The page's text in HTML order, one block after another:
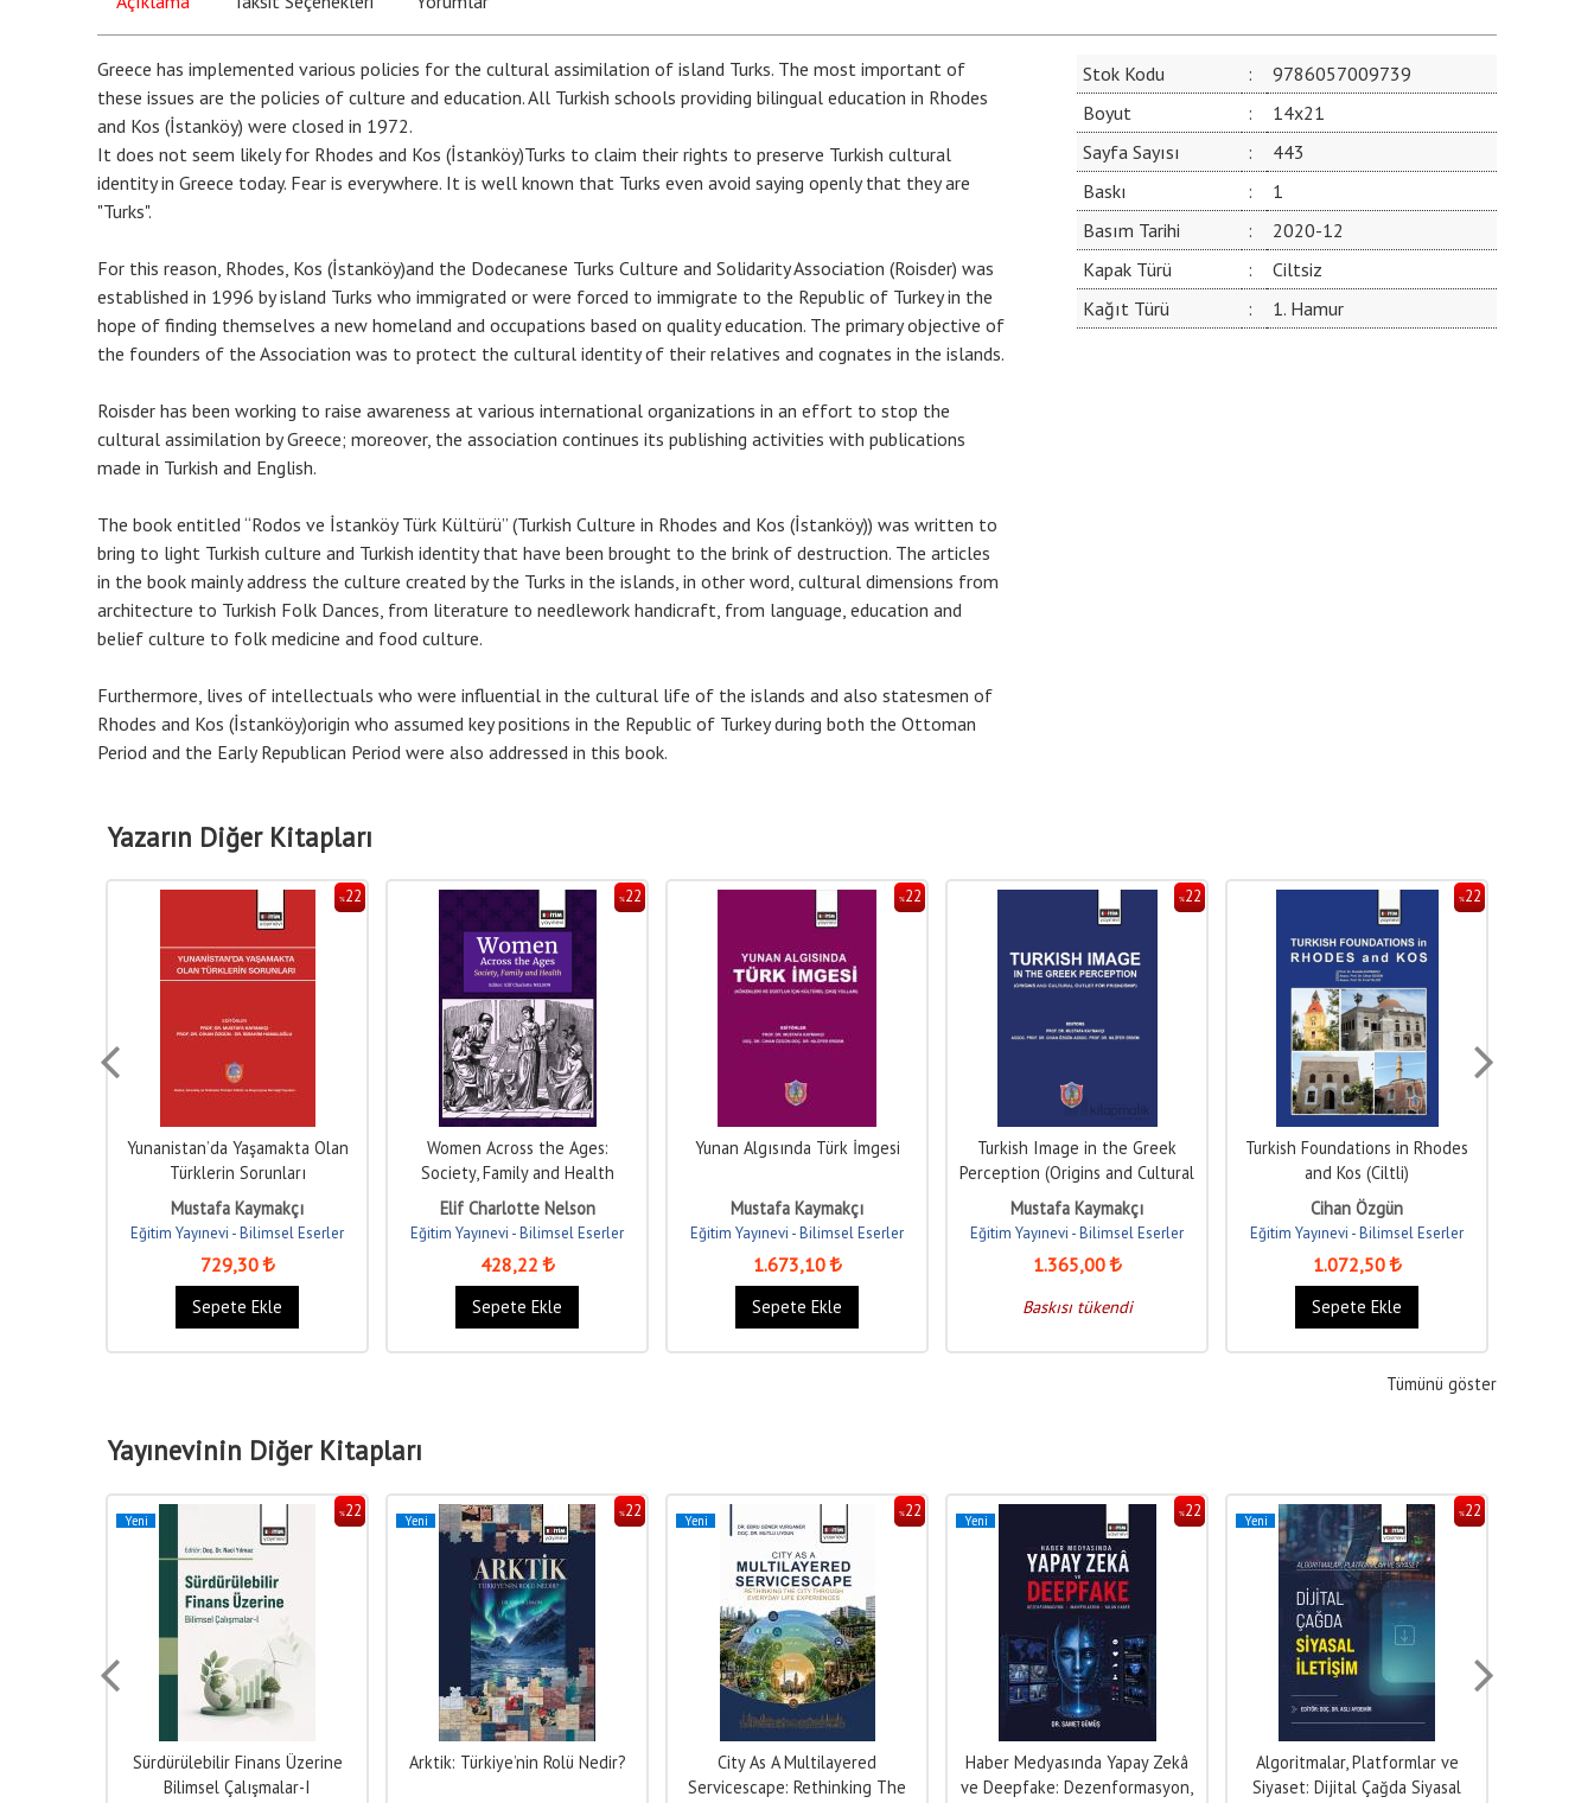
Greece has implemented various policies for the cultural assimilation of island Turks. The most important of
these issues are the policies of culture and education. All Turkish schools providing bilingual education in Rhodes
and Kos (İstanköy) were closed in 1972.
It does not seem likely for Rhodes and Kos (İstanköy)Turks to claim their rights to preserve Turkish cultural
identity in Greece today. Fear is everywhere. It is well known that Turks even avoid saying openly that they are
"Turks".
For this reason, Rhodes, Kos (İstanköy)and the Dodecanese Turks Culture and Solidarity Association (Roisder) was
established in 1996 by island Turks who immigrated or were forced to immigrate to the Republic of Turkey in the
hope of finding themselves a new homeland and occupations based on quality education. The primary objective of
the founders of the Association was to protect the cultural identity of their relatives and cognates in the islands.
Roisder has been working to raise awareness at various international organizations in an effort to stop the
cultural assimilation by Greece; moreover, the association continues its publishing activities with publications
made in Turkish and English.
The book entitled “Rodos ve İstanköy Türk Kültürü” (Turkish Culture in Rhodes and Kos (İstanköy)) was written to
bring to light Turkish culture and Turkish identity that have been brought to the brink of destruction. The articles
in the book mainly address the culture created by the Turks in the islands, in other word, cultural dimensions from
architecture to Turkish Folk Dances, from literature to needlework handicraft, from language, education and
belief culture to folk medicine and food culture.
Furthermore, lives of intellectuals who were influential in the cultural life of the islands and also statesmen of
Rhodes and Kos (İstanköy)origin who assumed key positions in the Republic of Turkey during both the Ottoman
Period and the Early Republican Period were also addressed in this book.
Stok Kodu :
9786057009739
Boyut
:
14x21
Sayfa Sayısı
:
443
Baskı
:
1
Basım Tarihi
:
2020-12
Kapak Türü
:
Ciltsiz
Kağıt Türü
: 1. Hamur
Yazarın Diğer Kitapları
%22
Yunanistan’da Yaşamakta Olan
Türklerin Sorunları
Mustafa Kaymakçı
Eğitim Yayınevi - Bilimsel Eserler
729,30
Sepete Ekle
%22
Women Across the Ages:
Society, Family and Health
Elif Charlotte Nelson
Eğitim Yayınevi - Bilimsel Eserler
428,22
Sepete Ekle
%22
Yunan Algısında Türk İmgesi
Mustafa Kaymakçı
Eğitim Yayınevi - Bilimsel Eserler
1.673,10
Sepete Ekle
%22
Turkish Image in the Greek
Perception (Origins and Cultural
Outlet for...
Mustafa Kaymakçı
Eğitim Yayınevi - Bilimsel Eserler
1.365,00
Baskısı tükendi
%22
Turkish Foundations in Rhodes
and Kos (Ciltli)
Cihan Özgün
Eğitim Yayınevi - Bilimsel Eserler
1.072,50
Sepete Ekle
Tümünü göster
Yayınevinin Diğer Kitapları
%22
Yeni
Sürdürülebilir Finans Üzerine
Bilimsel Çalışmalar-I
%22
Yeni
Arktik: Türkiye’nin Rolü Nedir?
%22
Yeni
City As A Multilayered
Servicescape: Rethinking The
%22
Yeni
Haber Medyasında Yapay Zekâ
ve Deepfake: Dezenformasyon,
%22
Yeni
Algoritmalar, Platformlar ve
Siyaset: Dijital Çağda Siyasal